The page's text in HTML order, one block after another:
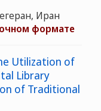
Иран
формате
Utilization of
Library
of Traditional